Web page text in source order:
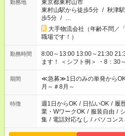
勤務地
東京都東村山市
東村山駅から徒歩5分 / 秋津
歩5分 / …
大手物流会社（年齢不問／
職場です！）
勤務時間
8:00～13:00 13:00～21:30 21:30～翌6:00 希
ます！ ＜シフト例＞ ・8：30～12：00 ・10：00～19：00 ・
17：00～22：00 ・13：00～
期間
≪急募≫1日のみの単発から
月～＃8月～
特徴 週1日からOK / 日払いOK / 履
業・WワークOK / 服装自由 /
集 / 電話対応なし / パソコン